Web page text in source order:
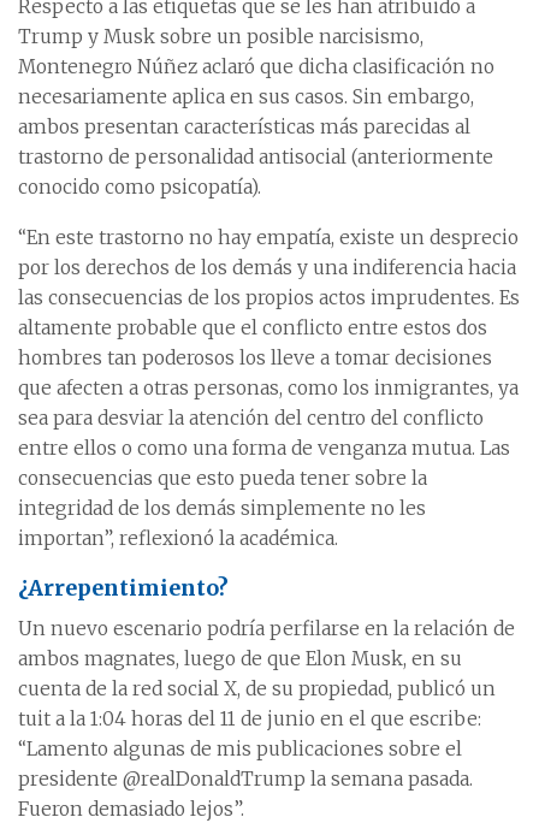
Respecto a las etiquetas que se les han atribuido a
Trump y Musk sobre un posible narcisismo,
Montenegro Núñez aclaró que dicha clasificación no
necesariamente aplica en sus casos. Sin embargo,
ambos presentan características más parecidas al
trastorno de personalidad antisocial (anteriormente
conocido como psicopatía).
“En este trastorno no hay empatía, existe un desprecio
por los derechos de los demás y una indiferencia hacia
las consecuencias de los propios actos imprudentes. Es
altamente probable que el conflicto entre estos dos
hombres tan poderosos los lleve a tomar decisiones
que afecten a otras personas, como los inmigrantes, ya
sea para desviar la atención del centro del conflicto
entre ellos o como una forma de venganza mutua. Las
consecuencias que esto pueda tener sobre la
integridad de los demás simplemente no les
importan”, reflexionó la académica.
¿Arrepentimiento?
Un nuevo escenario podría perfilarse en la relación de
ambos magnates, luego de que Elon Musk, en su
cuenta de la red social X, de su propiedad, publicó un
tuit a la 1:04 horas del 11 de junio en el que escribe:
“Lamento algunas de mis publicaciones sobre el
presidente @realDonaldTrump la semana pasada.
Fueron demasiado lejos”.